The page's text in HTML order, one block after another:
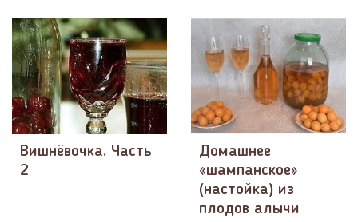
Вишнёвочка. Часть
2
Домашнее
«шампанское»
(настойка) из
плодов алычи